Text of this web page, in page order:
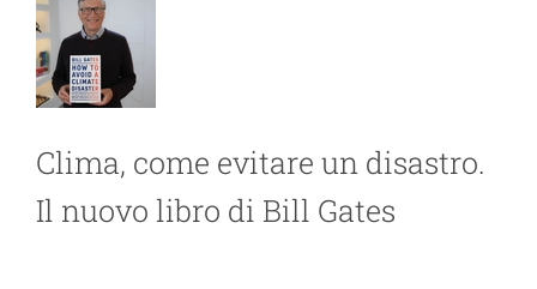
Clima, come evitare un disastro.
Il nuovo libro di Bill Gates